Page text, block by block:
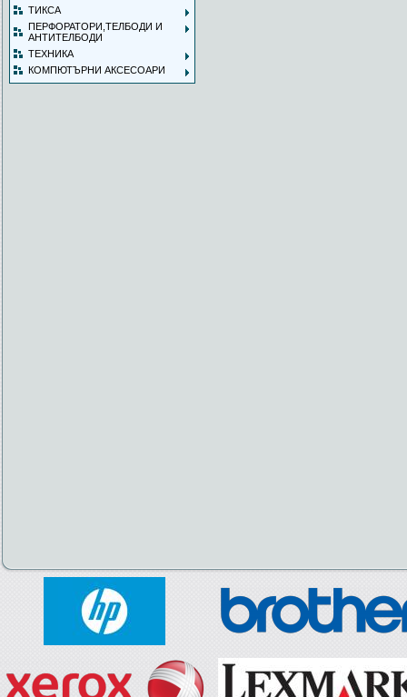
ТИКСА
ПЕРФОРАТОРИ,ТЕЛБОДИ И
АНТИТЕЛБОДИ
ТЕХНИКА
КОМПЮТЪРНИ АКСЕСОАРИ